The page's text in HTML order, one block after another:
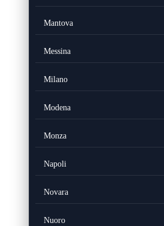
Mantova
Messina
Milano
Modena
Monza
Napoli
Novara
Nuoro